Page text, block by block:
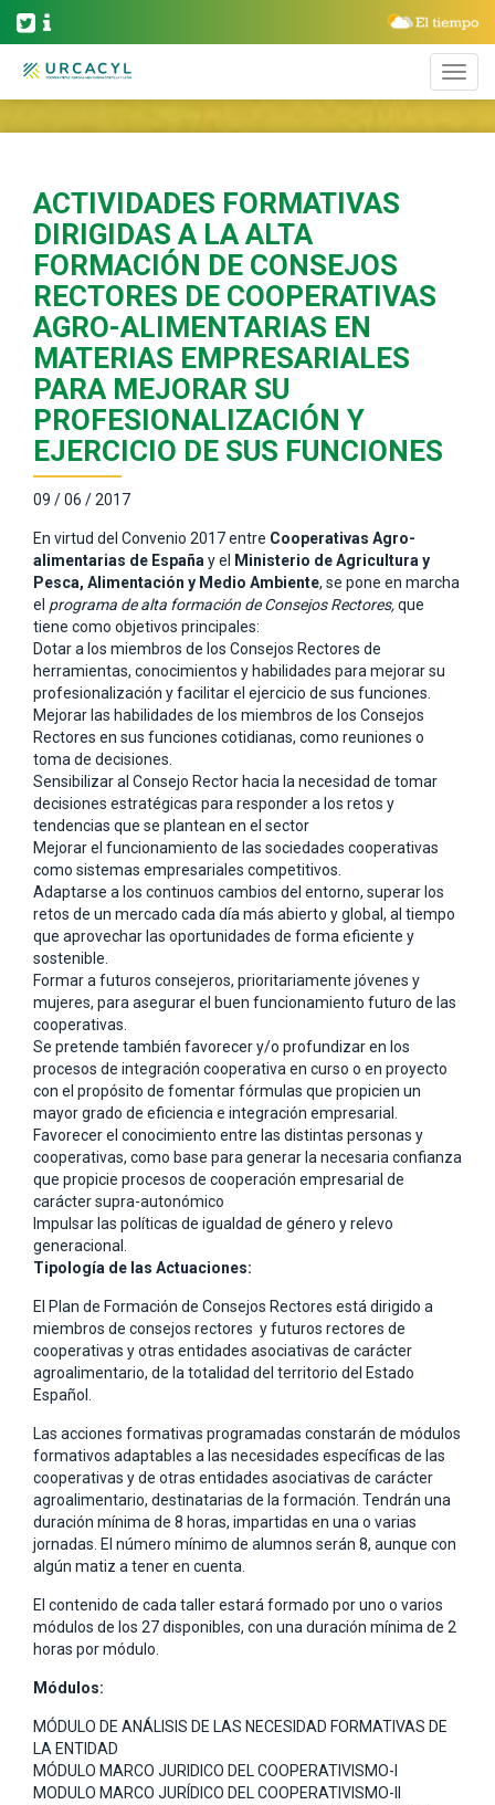
ACTIVIDADES FORMATIVAS
DIRIGIDAS A LA ALTA
FORMACIÓN DE CONSEJOS
RECTORES DE COOPERATIVAS
AGRO-ALIMENTARIAS EN
MATERIAS EMPRESARIALES
PARA MEJORAR SU
PROFESIONALIZACIÓN Y
EJERCICIO DE SUS FUNCIONES
09 / 06 / 2017
En virtud del Convenio 2017 entre Cooperativas Agro-
alimentarias de España y el
Ministerio de Agricultura y
Pesca, Alimentación y Medio Ambiente, se pone en marcha
el programa de alta formación de Consejos Rectores,que
tiene como objetivos principales:
Dotar a los miembros de los Consejos Rectores de
herramientas, conocimientos y habilidades para mejorar su
profesionalización y facilitar el ejercicio de sus funciones.
Mejorar las habilidades de los miembros de los Consejos
Rectores en sus funciones cotidianas, como reuniones o
toma de decisiones.
Sensibilizar al Consejo Rector hacia la necesidad de tomar
decisiones estratégicas para responder a los retos y
tendencias que se plantean en el sector
Mejorar el funcionamiento de las sociedades cooperativas
como sistemas empresariales competitivos.
Adaptarse a los continuos cambios del entorno, superar los
retos de un mercado cada día más abierto y global, al tiempo
que aprovechar las oportunidades de forma eficiente y
sostenible.
Formar a futuros consejeros, prioritariamente jóvenes y
mujeres, para asegurar el buen funcionamiento futuro de las
cooperativas.
Se pretende también favorecer y/o profundizar en los
procesos de integración cooperativa en curso o en proyecto
con el propósito de fomentar fórmulas que propicien un
mayor grado de eficiencia e integración empresarial.
Favorecer el conocimiento entre las distintas personas y
cooperativas, como base para generar la necesaria confianza
que propicie procesos de cooperación empresarial de
carácter supra-autonómico
Impulsar las políticas de igualdad de género y relevo
generacional.
Tipología de las Actuaciones:
El Plan de Formación de Consejos Rectores está dirigido a
miembros de consejos rectores y futuros rectores de
cooperativas y otras entidades asociativas de carácter
agroalimentario, de la totalidad del territorio del Estado
Español.
Las acciones formativas programadas constarán de módulos
formativos adaptables a las necesidades específicas de las
cooperativas y de otras entidades asociativas de carácter
agroalimentario, destinatarias de la formación. Tendrán una
duración mínima de 8 horas, impartidas en una o varias
jornadas. El número mínimo de alumnos serán 8, aunque con
algún matiz a tener en cuenta.
El contenido de cada taller estará formado por uno o varios
módulos de los 27 disponibles, con una duración mínima de 2
horas por módulo.
Módulos:
MÓDULO DE ANÁLISIS DE LAS NECESIDAD FORMATIVAS DE
LA ENTIDAD
MÓDULO MARCO JURIDICO DEL COOPERATIVISMO-I
MODULO MARCO JURÍDICO DEL COOPERATIVISMO-II